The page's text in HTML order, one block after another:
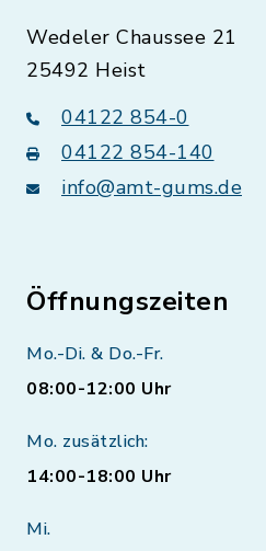
Wedeler Chaussee 21
25492 Heist
04122 854-0
04122 854-140
info@amt-gums.de
Öffnungszeiten
Mo.-Di. & Do.-Fr.
08:00-12:00 Uhr
Mo. zusätzlich:
14:00-18:00 Uhr
Mi.